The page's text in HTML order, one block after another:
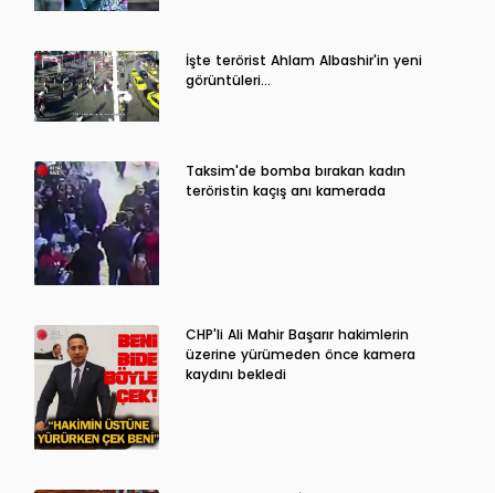
İşte terörist Ahlam Albashir'in yeni
görüntüleri…
Taksim'de bomba bırakan kadın
teröristin kaçış anı kamerada
CHP'li Ali Mahir Başarır hakimlerin
üzerine yürümeden önce kamera
kaydını bekledi